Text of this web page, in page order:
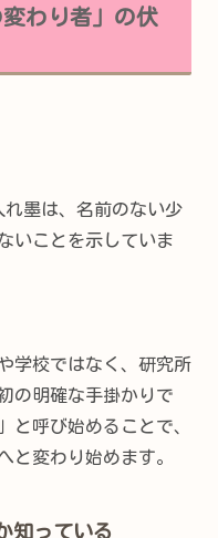
わり者」の伏
れ墨は、名前のない少
いことを示していま
学校ではなく、研究所
の明確な手掛かりで
と呼び始めることで、
変わり始めます。
知っている